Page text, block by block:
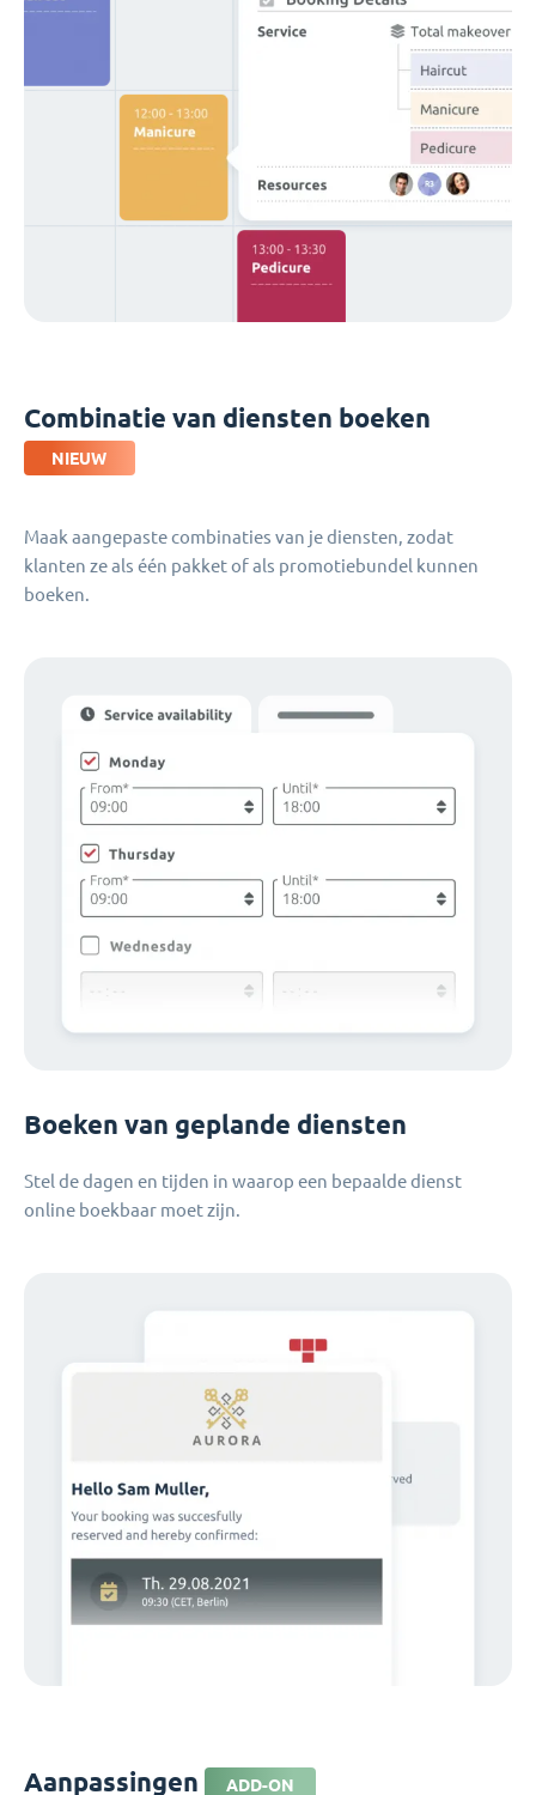
Combinatie van diensten boeken
NIEUW
Maak aangepaste combinaties van je diensten, zodat
klanten ze als één pakket of als promotiebundel kunnen
boeken.
Boeken van geplande diensten
Stel de dagen en tijden in waarop een bepaalde dienst
online boekbaar moet zijn.
Aanpassingen ADD-ON